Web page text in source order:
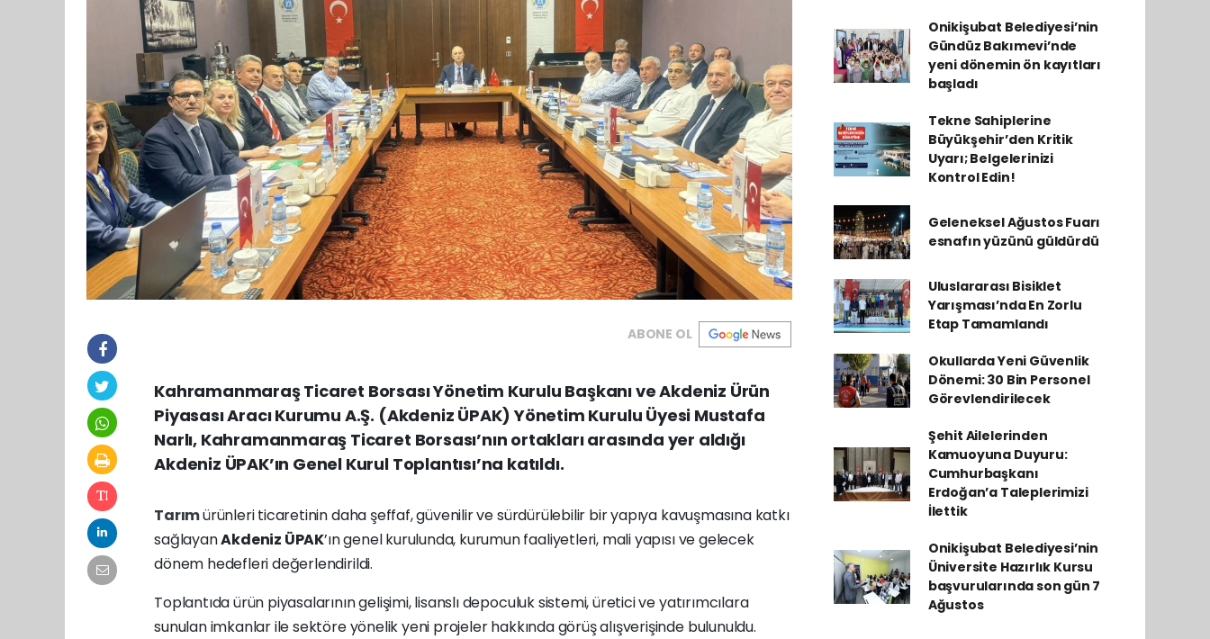
ABONE OL
Kahramanmaraş Ticaret Borsası Yönetim Kurulu Başkanı ve Akdeniz Ürün
Piyasası Aracı Kurumu A.Ş. (Akdeniz ÜPAK) Yönetim Kurulu Üyesi Mustafa
Narlı, Kahramanmaraş Ticaret Borsası’nın ortakları arasında yer aldığı
Akdeniz ÜPAK’ın Genel Kurul Toplantısı’na katıldı.
Tarımürünleri ticaretinin daha şeffaf, güvenilir ve sürdürülebilir bir yapıya kavuşmasına katkı
sağlayanAkdeniz ÜPAK’ın genel kurulunda, kurumun faaliyetleri, mali yapısı ve gelecek
dönem hedefleri değerlendirildi.
Toplantıda ürün piyasalarının gelişimi, lisanslı depoculuk sistemi, üretici ve yatırımcılara
sunulan imkanlar ile sektöre yönelik yeni projeler hakkında görüş alışverişinde bulunuldu.
Onikişubat Belediyesi’nin
Gündüz Bakımevi’nde
yeni dönemin ön kayıtları
başladı
Tekne Sahiplerine
Büyükşehir’den Kritik
Uyarı; Belgelerinizi
Kontrol Edin!
Geleneksel Ağustos Fuarı
esnafın yüzünü güldürdü
Uluslararası Bisiklet
Yarışması’nda En Zorlu
Etap Tamamlandı
Okullarda Yeni Güvenlik
Dönemi: 30 Bin Personel
Görevlendirilecek
Şehit Ailelerinden
Kamuoyuna Duyuru:
Cumhurbaşkanı
Erdoğan’a Taleplerimizi
İlettik
Onikişubat Belediyesi’nin
Üniversite Hazırlık Kursu
başvurularında son gün 7
Ağustos